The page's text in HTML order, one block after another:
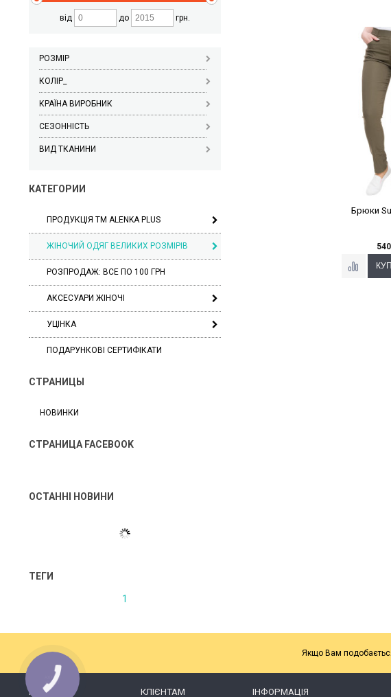
від до грн.
РОЗМІР
КОЛІР_
КРАЇНА ВИРОБНИК
СЕЗОННІСТЬ
ВИД ТКАНИНИ
КАТЕГОРИИ
ПРОДУКЦІЯ ТМ ALENKA PLUS
ЖІНОЧИЙ ОДЯГ ВЕЛИКИХ РОЗМІРІВ
РОЗПРОДАЖ: ВСЕ ПО 100 ГРН
АКСЕСУАРИ ЖІНОЧІ
УЦІНКА
ПОДАРУНКОВІ СЕРТИФІКАТИ
СТРАНИЦЫ
НОВИНКИ
СТРАНИЦА FACEBOOK
ОСТАННІ НОВИНИ
ТЕГИ
1
Наклейки
Брюки
Якщо Вам
КАТАЛОГ КЛІЄНТАМ ІНФОРМАЦІЯ